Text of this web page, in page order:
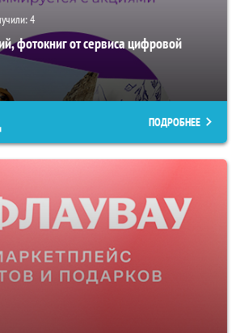
4
фотокниг от сервиса цифровой
ПОДРОБНЕЕ